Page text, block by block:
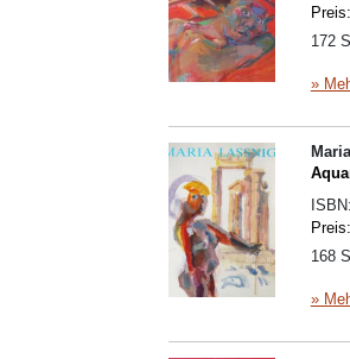
Preis:
172
»
ISBN:
Preis:
168
»